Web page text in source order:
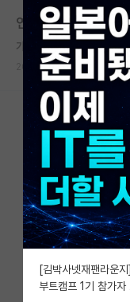
국내대학원 정보
연구실&오픈랩
커뮤니티
커뮤니티 홈
전체글보기
베스트 게시판
IF 명예의전당
자유 게시판(아무
미국 유학 게시판
연구원으로 취직 시
가나다*
2018.11.22
22 25099
[김박사넷재팬라운
부트캠프 1기 참가자